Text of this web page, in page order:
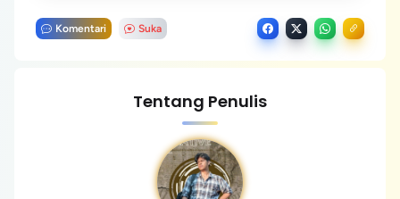
Komentari Suka
Tentang Penulis